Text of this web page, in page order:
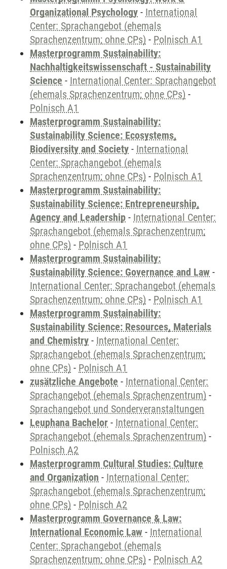
Organizational Psychology - International
Center: Sprachangebot (ehemals
Sprachenzentrum; ohne CPs) - Polnisch A1
Masterprogramm Sustainability:
Nachhaltigkeitswissenschaft - Sustainability
Science - International Center: Sprachangebot
(ehemals Sprachenzentrum; ohne CPs) -
Polnisch A1
Masterprogramm Sustainability:
Sustainability Science: Ecosystems,
Biodiversity and Society - International
Center: Sprachangebot (ehemals
Sprachenzentrum; ohne CPs) - Polnisch A1
Masterprogramm Sustainability:
Sustainability Science: Entrepreneurship,
Agency and Leadership - International Center:
Sprachangebot (ehemals Sprachenzentrum;
ohne CPs) - Polnisch A1
Masterprogramm Sustainability:
Sustainability Science: Governance and Law -
International Center: Sprachangebot (ehemals
Sprachenzentrum; ohne CPs) - Polnisch A1
Masterprogramm Sustainability:
Sustainability Science: Resources, Materials
and Chemistry - International Center:
Sprachangebot (ehemals Sprachenzentrum;
ohne CPs) - Polnisch A1
zusätzliche Angebote - International Center:
Sprachangebot (ehemals Sprachenzentrum) -
Sprachangebot und Sonderveranstaltungen
Leuphana Bachelor - International Center:
Sprachangebot (ehemals Sprachenzentrum) -
Polnisch A2
Masterprogramm Cultural Studies: Culture
and Organization - International Center:
Sprachangebot (ehemals Sprachenzentrum;
ohne CPs) - Polnisch A2
Masterprogramm Governance & Law:
International Economic Law - International
Center: Sprachangebot (ehemals
Sprachenzentrum; ohne CPs) - Polnisch A2